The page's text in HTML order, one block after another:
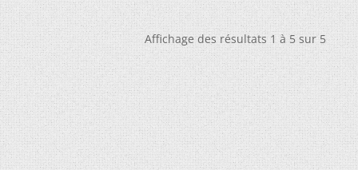
Affichage des résultats 1 à 5 sur 5